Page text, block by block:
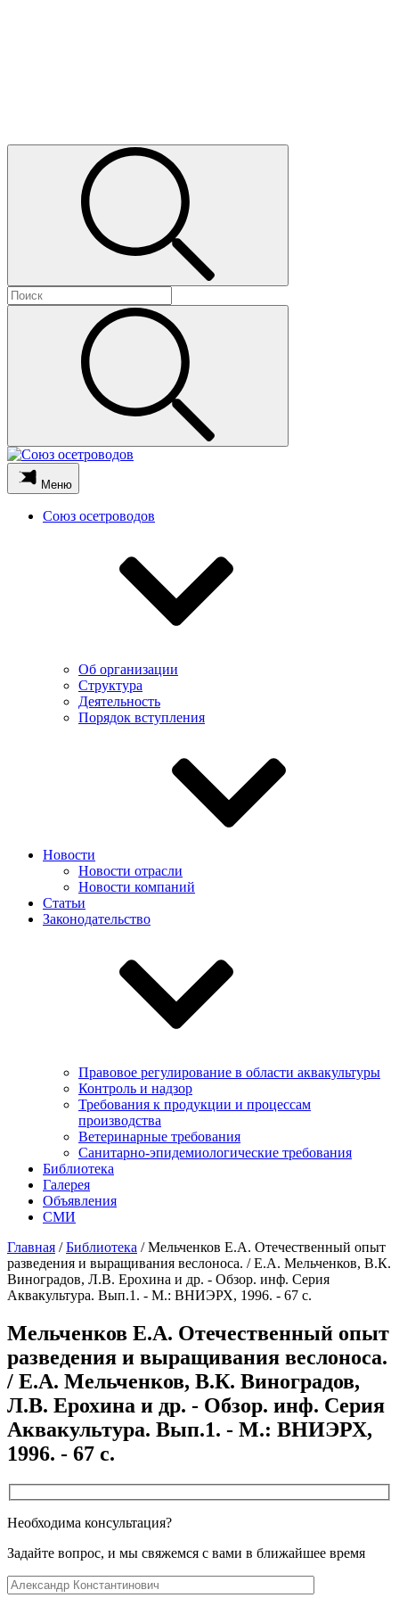
Меню
Союз осетроводов
Об организации
Структура
Деятельность
Порядок вступления
Новости
Новости отрасли
Новости компаний
Статьи
Законодательство
Правовое регулирование в области аквакультуры
Контроль и надзор
Требования к продукции и процессам
производства
Ветеринарные требования
Санитарно-эпидемиологические требования
Библиотека
Галерея
Объявления
СМИ
Главная /Библиотека /Мельченков Е.А. Отечественный опыт
разведения и выращивания веслоноса. / Е.А. Мельченков, В.К.
Виноградов, Л.В. Ерохина и др. - Обзор. инф. Серия
Аквакультура. Вып.1. - М.: ВНИЭРХ, 1996. - 67 с.
Мельченков Е.А. Отечественный опыт
разведения и выращивания веслоноса.
/ Е.А. Мельченков, В.К. Виноградов,
Л.В. Ерохина и др. - Обзор. инф. Серия
Аквакультура. Вып.1. - М.: ВНИЭРХ,
1996. - 67 с.
Необходима консультация?
Задайте вопрос, и мы свяжемся с вами в ближайшее время